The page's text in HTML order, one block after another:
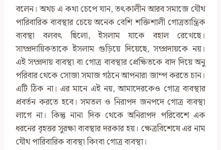
বলেন। অথচ এ কথা চেপে যান, তৎকালীন আরব সমাজে যৌথ
পারিবারিক ব্যবস্থার চেয়ে অনেক বেশি শক্তিশালী গোত্রতান্ত্রিক
ব্যবস্থা বলবৎ ছিলো, ইসলাম যাকে বহাল রেখেছে।
সাম্প্রদায়িকতাকে ইসলাম গুড়িয়ে দিয়েছে, সম্প্রদায়কে নয়।
এই সম্প্রদায় ব্যবস্থা বা গোত্র ব্যবস্থার প্রেক্ষিতকে বাদ দিয়ে অনু
পরিবার থেকে সোজা সমাজ গঠনে আপনারা জাম্প করতে চান।
এটি ঠিক না। এর মানে এই নয়, আমাদেরকেও গোত্র ব্যবস্থার
প্রবর্তন করতে হবে। সমতল ও নিরাপদ জনপদে গোত্র ব্যবস্থা
লাগে না। কিন্তু নানা দিক থেকে অনিরাপদ পরিবেশে এক
ধরনের বৃহত্তর সুরক্ষা ব্যবস্থার দরকার হয়। ক্ষেত্রবিশেষে এর নাম
যৌথ পারিবারিক ব্যবস্থা কিংবা গোত্র ব্যবস্থা।